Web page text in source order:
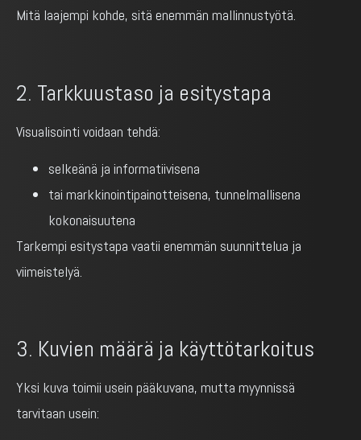
Mitä laajempi kohde, sitä enemmän mallinnustyötä.
2. Tarkkuustaso ja esitystapa
Visualisointi voidaan tehdä:
selkeänä ja informatiivisena
tai markkinointipainotteisena, tunnelmallisena
kokonaisuutena
Tarkempi esitystapa vaatii enemmän suunnittelua ja
viimeistelyä.
3. Kuvien määrä ja käyttötarkoitus
Yksi kuva toimii usein pääkuvana, mutta myynnissä
tarvitaan usein: